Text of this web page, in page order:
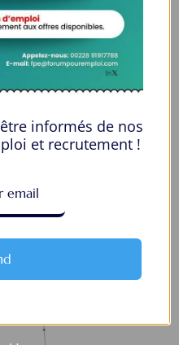
à éviter pour maximiser vos
Vivre Avec Des Regrets
informés de nos
et recrutement !